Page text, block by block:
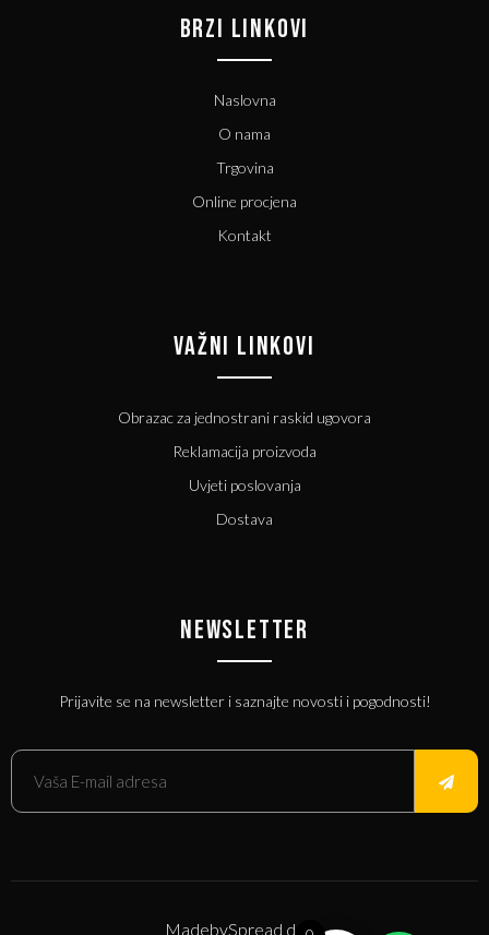
BRZI LINKOVI
Naslovna
O nama
Trgovina
Online procjena
Kontakt
VAŽNI LINKOVI
Obrazac za jednostrani raskid ugovora
Reklamacija proizvoda
Uvjeti poslovanja
Dostava
NEWSLETTER
Prijavite se na newsletter i saznajte novosti i pogodnosti!
MadebySpread d.o.o.